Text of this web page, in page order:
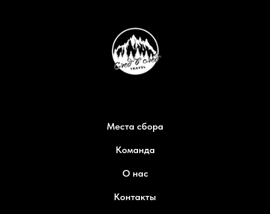
Места сбора
Команда
О нас
Контакты